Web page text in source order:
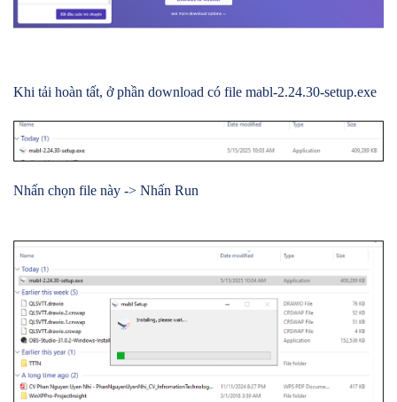
Khi tải hoàn tất, ở phần download có file mabl-2.24.30-setup.exe
Nhấn chọn file này -> Nhấn Run